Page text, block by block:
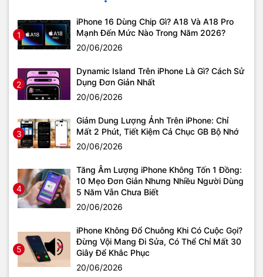
1
iPhone 16 Dùng Chip Gì? A18 Và A18 Pro
Mạnh Đến Mức Nào Trong Năm 2026?
20/06/2026
2
Dynamic Island Trên iPhone Là Gì? Cách Sử
Dụng Đơn Giản Nhất
20/06/2026
3
Giảm Dung Lượng Ảnh Trên iPhone: Chỉ
Mất 2 Phút, Tiết Kiệm Cả Chục GB Bộ Nhớ
20/06/2026
4
Tăng Âm Lượng iPhone Không Tốn 1 Đồng:
10 Mẹo Đơn Giản Nhưng Nhiều Người Dùng
5 Năm Vẫn Chưa Biết
20/06/2026
5
iPhone Không Đổ Chuông Khi Có Cuộc Gọi?
Đừng Vội Mang Đi Sửa, Có Thể Chỉ Mất 30
Giây Để Khắc Phục
20/06/2026